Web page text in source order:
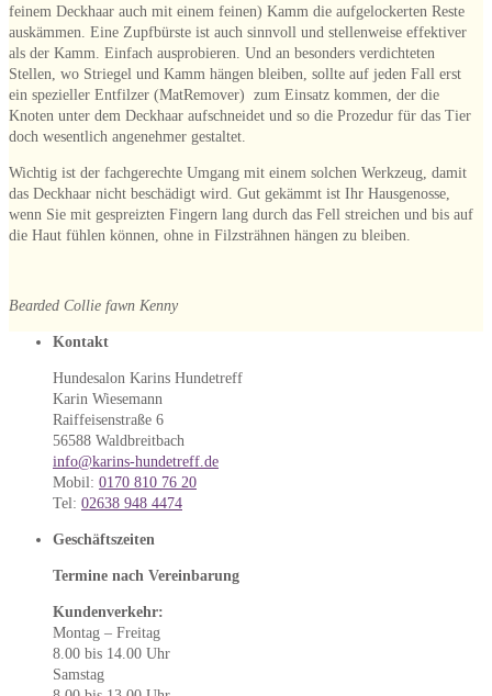
feinem Deckhaar auch mit einem feinen) Kamm die aufgelockerten Reste
auskämmen. Eine Zupfbürste ist auch sinnvoll und stellenweise effektiver
als der Kamm. Einfach ausprobieren. Und an besonders verdichteten
Stellen, wo Striegel und Kamm hängen bleiben, sollte auf jeden Fall erst
ein spezieller Entfilzer (MatRemover) zum Einsatz kommen, der die
Knoten unter dem Deckhaar aufschneidet und so die Prozedur für das Tier
doch wesentlich angenehmer gestaltet.
Wichtig ist der fachgerechte Umgang mit einem solchen Werkzeug, damit
das Deckhaar nicht beschädigt wird. Gut gekämmt ist Ihr Hausgenosse,
wenn Sie mit gespreizten Fingern lang durch das Fell streichen und bis auf
die Haut fühlen können, ohne in Filzsträhnen hängen zu bleiben.
Bearded Collie fawn Kenny
Kontakt
Hundesalon Karins Hundetreff
Karin Wiesemann
Raiffeisenstraße 6
56588 Waldbreitbach
info@karins-hundetreff.de
Mobil: 0170 810 76 20
Tel: 02638 948 4474
Geschäftszeiten
Termine nach Vereinbarung
Kundenverkehr:
Montag – Freitag
8.00 bis 14.00 Uhr
Samstag